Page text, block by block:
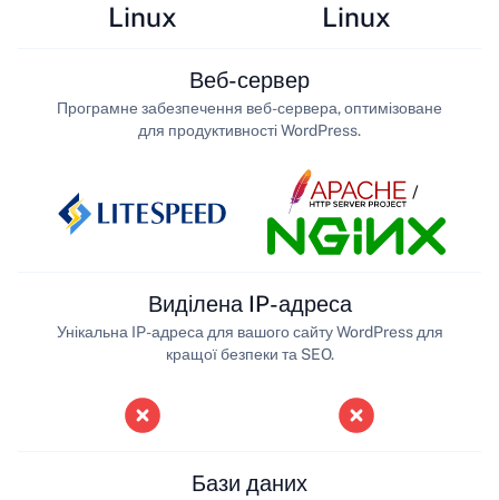
Linux Linux
Веб-сервер
Програмне забезпечення веб-сервера, оптимізоване
для продуктивності WordPress.
/
Виділена IP-адреса
Унікальна IP-адреса для вашого сайту WordPress для
кращої безпеки та SEO.
Бази даних